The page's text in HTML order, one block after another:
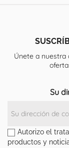
Únete a nuestra
Su
Autorizo el
productos y